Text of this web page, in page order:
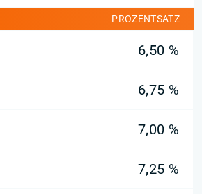
PROZENTSATZ
6,50 %
6,75 %
7,00 %
7,25 %